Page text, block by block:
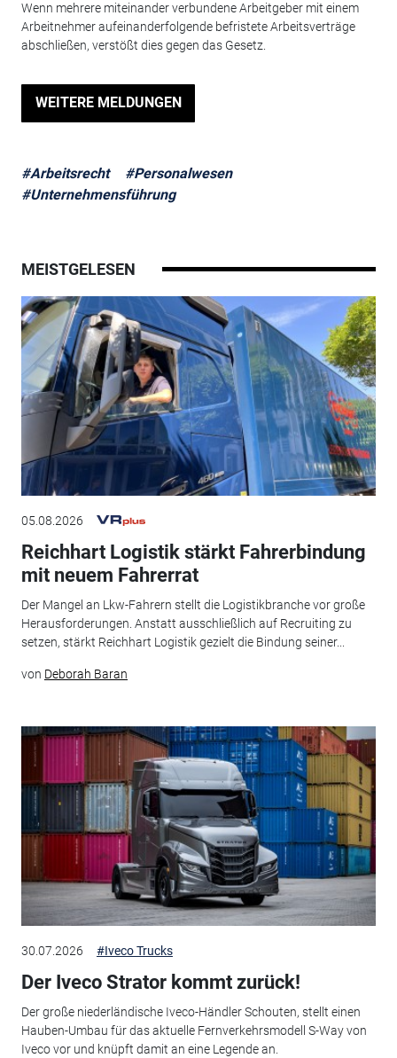
Wenn mehrere miteinander verbundene Arbeitgeber mit einem
Arbeitnehmer aufeinanderfolgende befristete Arbeitsverträge
abschließen, verstößt dies gegen das Gesetz.
WEITERE MELDUNGEN
#Arbeitsrecht
#Personalwesen
#Unternehmensführung
MEISTGELESEN
05.08.2026
Reichhart Logistik stärkt Fahrerbindung
mit neuem Fahrerrat
Der Mangel an Lkw-Fahrern stellt die Logistikbranche vor große
Herausforderungen. Anstatt ausschließlich auf Recruiting zu
setzen, stärkt Reichhart Logistik gezielt die Bindung seiner...
von Deborah Baran
30.07.2026 #Iveco Trucks
Der Iveco Strator kommt zurück!
Der große niederländische Iveco-Händler Schouten, stellt einen
Hauben-Umbau für das aktuelle Fernverkehrsmodell S-Way von
Iveco vor und knüpft damit an eine Legende an.